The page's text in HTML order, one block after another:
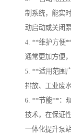
制系统，能实
动启动或关闭泵
4. **维护方便
通常更加方便
5. **适用范围
排放、工业废
6. **节能**：
技术，在保证
一体化提升泵